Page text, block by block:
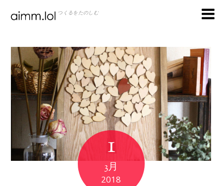
つくるをたのしむ
1
3月
2018